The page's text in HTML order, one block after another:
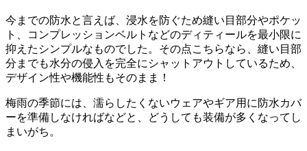
今までの防水と言えば、浸水を防ぐため縫い目部分やポケッ
ト、コンプレッションベルトなどのディティールを最小限に
抑えたシンプルなものでした。その点こちらなら、縫い目部
分までも水分の侵入を完全にシャットアウトしているため、
デザイン性や機能性もそのまま！
梅雨の季節には、濡らしたくないウェアやギア用に防水カバ
ーを準備しなければなどと、どうしても装備が多くなってし
まいがち。